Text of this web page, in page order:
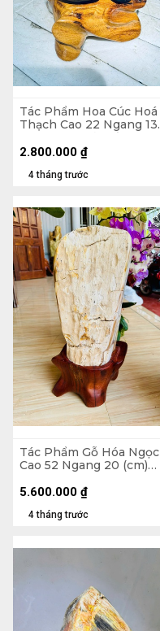
Tác Phẩm Hoa Cúc Hoá
Thạch Cao 22 Ngang 13
(cm) 0,9kg Cả Đế
4 tháng trước
2.800.000 ₫
Tác Phẩm Gỗ Hóa Ngọc
Cao 52 Ngang 20 (cm)
4 tháng trước
5.600.000 ₫